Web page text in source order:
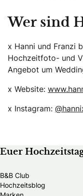
Wer sind
x Hanni und Franzi
Hochzeitfoto- und
Angebot um
x Website:
x Instagram:
Euer
B&B Club
Hochzeitsblog